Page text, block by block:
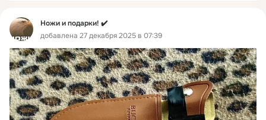
Ножи и подарки! ✔️
добавлена 27 декабря 2025 в 07:39